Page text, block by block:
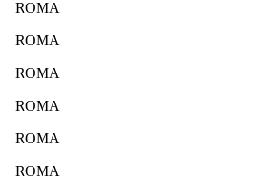
ROMA
ROMA
ROMA
ROMA
ROMA
ROMA